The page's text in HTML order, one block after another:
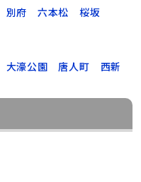
別府 六本松
桜坂
大濠公園 唐人町 西新